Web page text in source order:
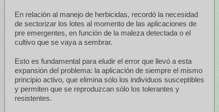
En relación al manejo de herbicidas, recordó la necesidad
de sectorizar los lotes al momento de las aplicaciones de
pre emergentes, en función de la maleza detectada o el
cultivo que se vaya a sembrar.
Esto es fundamental para eludir el error que llevó a esta
expansión del problema: la aplicación de siempre el mismo
principio activo, que elimina sólo los individuos susceptibles
y permiten que se reproduzcan sólo los tolerantes y
resistentes.